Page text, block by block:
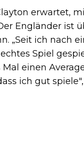
erwartet,
Engländer ist
„Seit ich nach
Spiel
einen
ich gut